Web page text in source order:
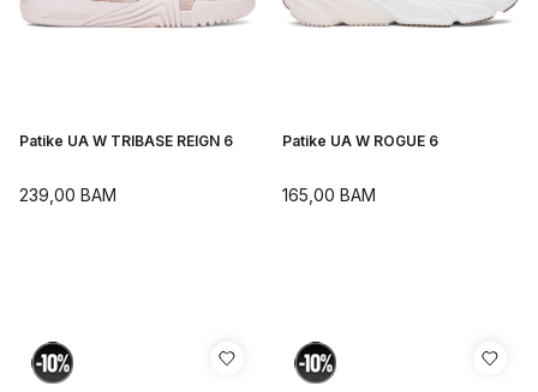
Patike UA W TRIBASE REIGN 6
239,00 BAM
Patike UA W ROGUE 6
165,00 BAM